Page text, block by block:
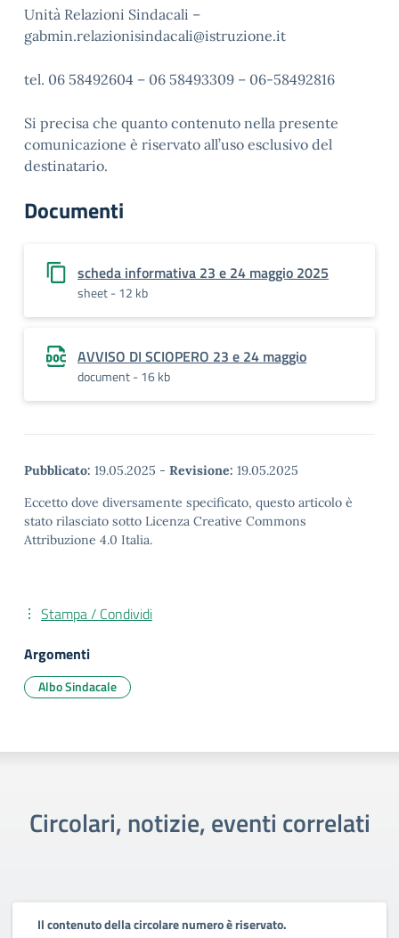
Unità Relazioni Sindacali –
gabmin.relazionisindacali@istruzione.it
tel. 06 58492604 – 06 58493309 – 06-58492816
Si precisa che quanto contenuto nella presente
comunicazione è riservato all’uso esclusivo del
destinatario.
Documenti
scheda informativa 23 e 24 maggio 2025
sheet - 12 kb
AVVISO DI SCIOPERO 23 e 24 maggio
document - 16 kb
Pubblicato: 19.05.2025 - Revisione: 19.05.2025
Eccetto dove diversamente specificato, questo articolo è
stato rilasciato sotto Licenza Creative Commons
Attribuzione 4.0 Italia.
Stampa / Condividi
Argomenti
Albo Sindacale
Circolari, notizie, eventi correlati
Il contenuto della circolare numero è riservato.